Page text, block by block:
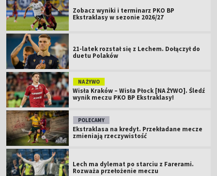
Zobacz wyniki i terminarz PKO BP
Ekstraklasy w sezonie 2026/27
21-latek rozstał się z Lechem. Dołączył do
duetu Polaków
NA ŻYWO
Wisła Kraków – Wisła Płock [NA ŻYWO]. Śledź
wynik meczu PKO BP Ekstraklasy!
POLECAMY
Ekstraklasa na kredyt. Przekładane mecze
zmieniają rzeczywistość
Lech ma dylemat po starciu z Farerami.
Rozważa przełożenie meczu